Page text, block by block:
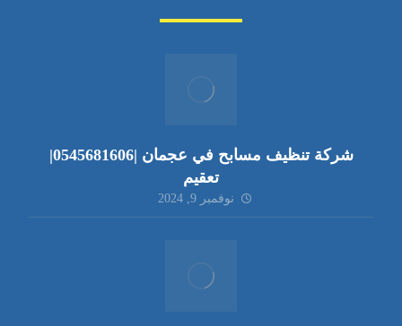
شركة تنظيف مسابح في عجمان |0545681606|
تعقيم
نوفمبر 9, 2024